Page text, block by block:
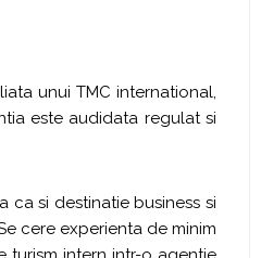
unui TMC international,
este audidata regulat si
ca si destinatie business si
cere experienta de minim